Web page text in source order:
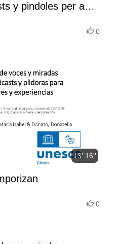
y pindoles per a
les experiències
0
13' 16''
0